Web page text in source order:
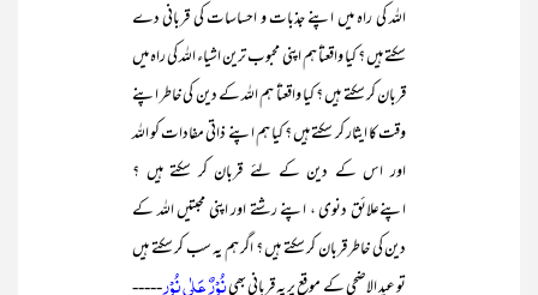
اللہ کی راہ میں اپنے جذبات و احساسات کی قربانی دے
سکتے ہیں ؟ کیا واقعتاً ہم اپنی محبوب ترین اشیاء اللہ کی راہ میں
قربان کر سکتے ہیں ؟ کیا واقعتاً ہم اللہ کے دین کی خاطر اپنے
وقت کا ایثار کر سکتے ہیں ؟ کیا ہم اپنے ذاتی مفادات کو اللہ
اور اس کے دین کے لئے قربان کر سکتے ہیں ؟
اپنےعلائق دنوی ، اپنے رشتے اور اپنی محبتیں اللہ کے
دین کی خاطر قربان کر سکتے ہیں ؟ اگر ہم یہ سب کر سکتے ہیں
تو عید الاضحی کے موقع پر یہ قربانی بھینُوۡرٌ عَلٰی نُوۡرٍ-----